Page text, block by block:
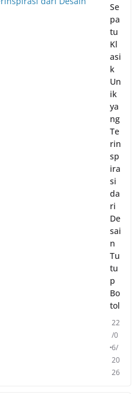
Se
pa
tu
Kl
asi
k
Un
ik
ya
ng
Te
rin
sp
ira
si
da
ri
De
sai
n
Tu
tu
p
Bo
tol
22
/0
6/
20
26